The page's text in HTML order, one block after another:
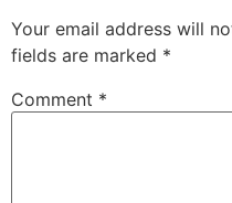
Your email address will
fields are marked *
Comment *